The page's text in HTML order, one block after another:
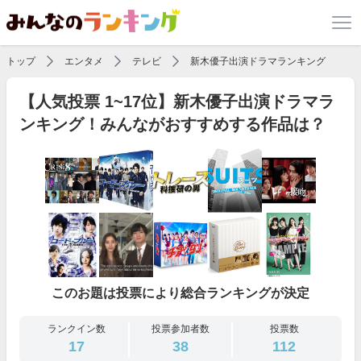
トップ エンタメ テレビ 新木優子出演ドラマランキング
【人気投票 1~17位】新木優子出演ドラマラ
ンキング！みんながおすすめする作品は？
このお題は投票により総合ランキングが決定
ランクイン数
17
投票参加者数
38
投票数
112